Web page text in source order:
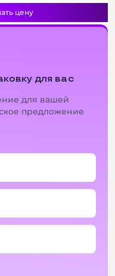
цену
для вас
для вашей
предложение